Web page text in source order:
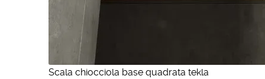
Scala chiocciola base quadrata tekla